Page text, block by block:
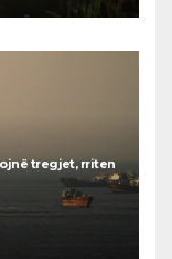
tregjet, rriten